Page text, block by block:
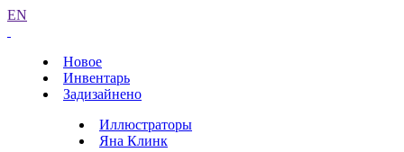
EN
Новое
Инвентарь
Задизайнено
Иллюстраторы
Яна Клинк